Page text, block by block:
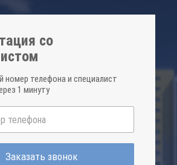
со
номер телефона и специалист
1 минуту
Заказать звонок